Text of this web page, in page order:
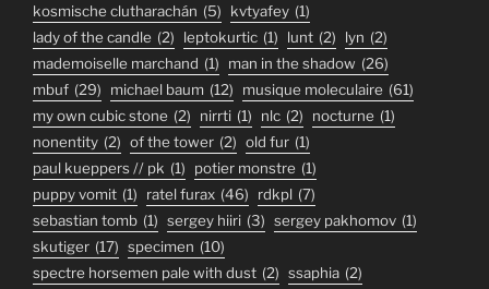
kosmische clutharachán (5) kvtyafey (1)
lady of the candle (2) leptokurtic (1) lunt (2) lyn (2)
mademoiselle marchand (1) man in the shadow (26)
mbuf (29) michael baum (12) musique moleculaire (61)
my own cubic stone (2) nirrti (1) nlc (2) nocturne (1)
nonentity (2) of the tower (2) old fur (1)
paul kueppers // pk (1) potier monstre (1)
puppy vomit (1) ratel furax (46) rdkpl (7)
sebastian tomb (1) sergey hiiri (3) sergey pakhomov (1)
skutiger (17) specimen (10)
spectre horsemen pale with dust (2) ssaphia (2)